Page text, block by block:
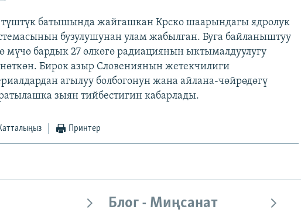
түштүк батышында жайгашкан Крско шаарындагы ядролук
бузулушунан улам жабылган. Буга байланыштуу
мүчө бардык 27 өлкөгө радиациянын ыктымалдуулугу
Бирок азыр Словениянын жетекчилиги
агылуу болбогонун жана айлана-чөйрөдөгү
зыян тийбестигин кабарлады.
Принтер
Блог - Миңсанат